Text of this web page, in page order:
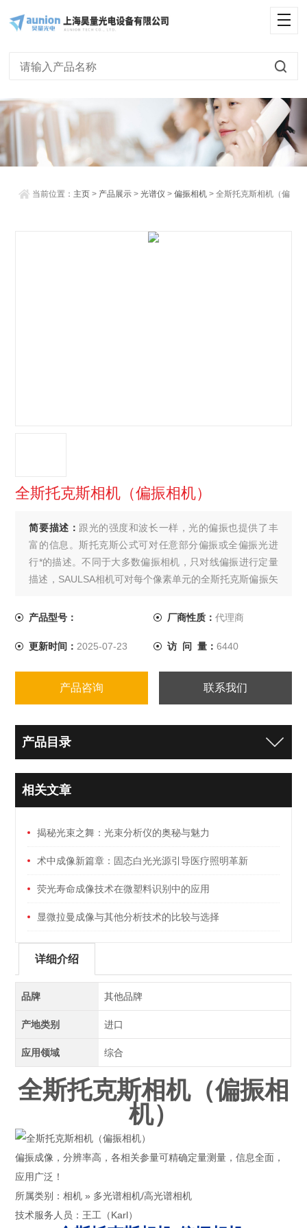
当前位置： 主页 > 产品展示 >光谱仪 >偏振相机 > 全斯托克斯相机（偏
全斯托克斯相机（偏振相机）
简要描述： 跟光的强度和波长一样，光的偏振也提供了丰
富的信息。斯托克斯公式可对任意部分偏振或全偏振光进
行*的描述。不同于大多数偏振相机，只对线偏振进行定量
描述，SAULSA相机可对每个像素单元的全斯托克斯偏振矢
克斯参量、偏振度、偏振角、椭圆度等。全斯托克斯相机
产品型号： 厂商性质： 代理商
更新时间： 2025-07-23 访 问 量： 6440
产品咨询 联系我们
产品目录
相关文章
揭秘光束之舞：光束分析仪的奥秘与魅力
术中成像新篇章：固态白光光源引导医疗照明革新
荧光寿命成像技术在微塑料识别中的应用
显微拉曼成像与其他分析技术的比较与选择
详细介绍
品牌 其他品牌
产地类别 进口
应用领域 综合
全斯托克斯相机（偏振相
机）
偏振成像，分辨率高，各相关参量可精确定量测量，信息全面，
应用广泛！
所属类别：相机 » 多光谱相机/高光谱相机
技术服务人员：王工（Karl）